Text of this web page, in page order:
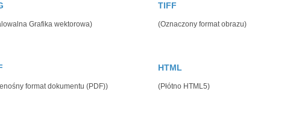
Grafika wektorowa)
TIFF
(Oznaczony format obrazu)
format dokumentu (PDF))
HTML
(Płótno HTML5)